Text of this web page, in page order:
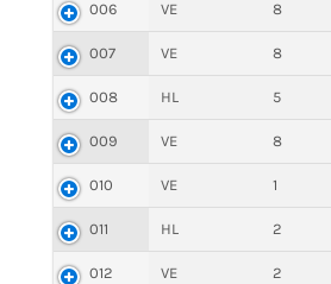
006 VE 8
007 VE 8
008 HL 5
009 VE 8
010 VE 1
011 HL 2
012 VE 2